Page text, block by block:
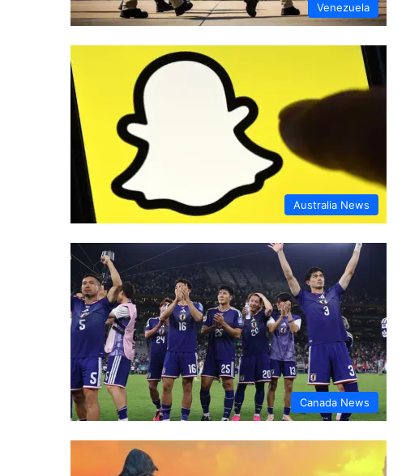
Venezuela
Australia News
Canada News